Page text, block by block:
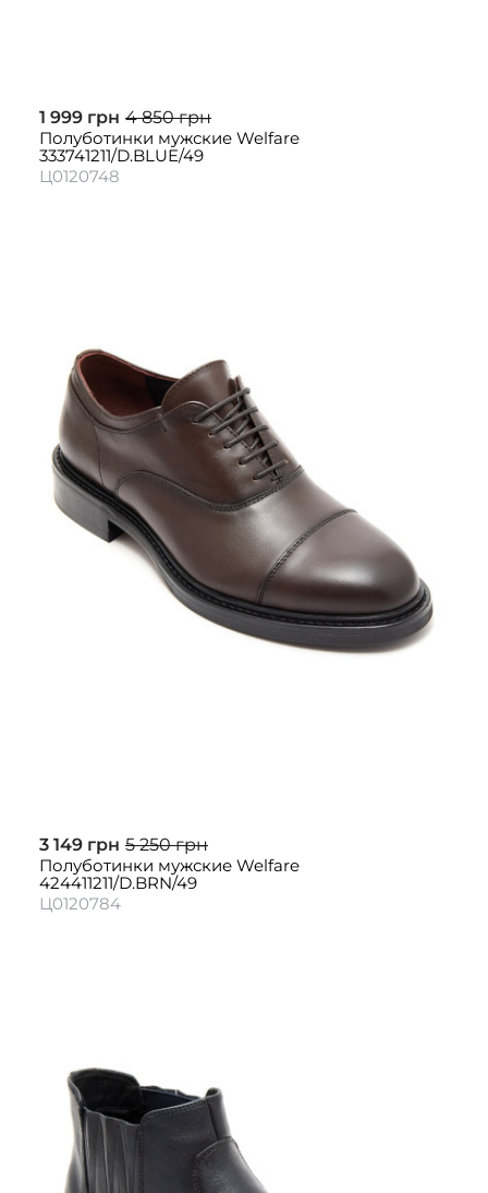
1 999 грн 4 850 грн
Полуботинки мужские Welfare
333741211/D.BLUE/49
Ц0120748
3 149 грн 5 250 грн
Полуботинки мужские Welfare
424411211/D.BRN/49
Ц0120784